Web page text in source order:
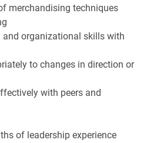
merchandising techniques
organizational skills with
to changes in direction or
with peers and
of leadership experience